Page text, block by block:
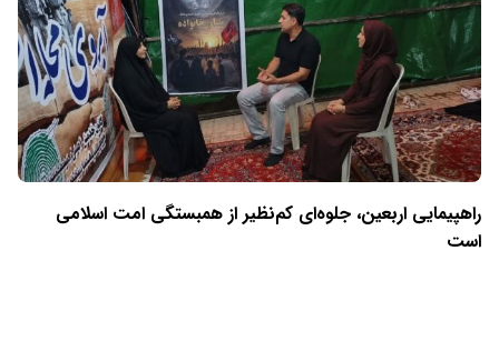
راهپیمایی اربعین، جلوه‌ای کم‌نظیر از همبستگی امت اسلامی
است